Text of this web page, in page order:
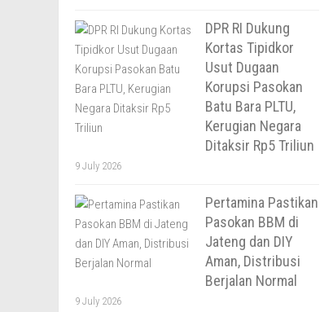
DPR RI Dukung
Kortas Tipidkor
Usut Dugaan
Korupsi Pasokan
Batu Bara PLTU,
Kerugian Negara
Ditaksir Rp5 Triliun
9 July 2026
Pertamina Pastikan
Pasokan BBM di
Jateng dan DIY
Aman, Distribusi
Berjalan Normal
9 July 2026